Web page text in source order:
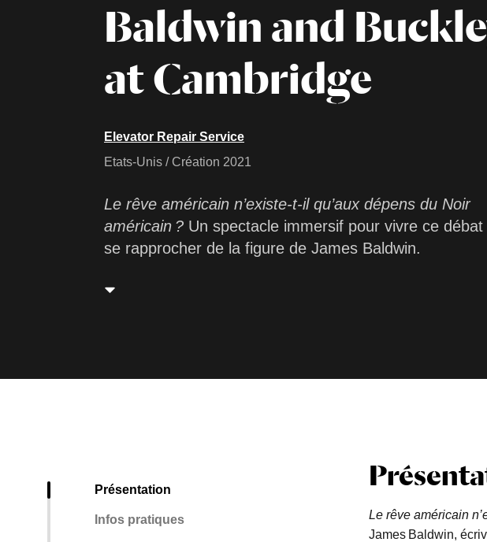
Baldwin and
at Cambridge
Elevator Repair Service
Etats-Unis / Création 2021
Le rêve américain n’existe-t-il qu’aux dépens du Noir
américain ? Un spectacle immersif pour vivre ce débat
se rapprocher de la figure de James Baldwin.
Présentation
Infos pratiques Le rêve américain
James Baldwin,